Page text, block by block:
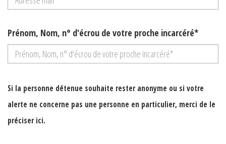
Prénom, Nom, n° d'écrou de votre proche incarcéré*
Si la personne détenue souhaite rester anonyme ou si votre
alerte ne concerne pas une personne en particulier, merci de le
préciser ici.